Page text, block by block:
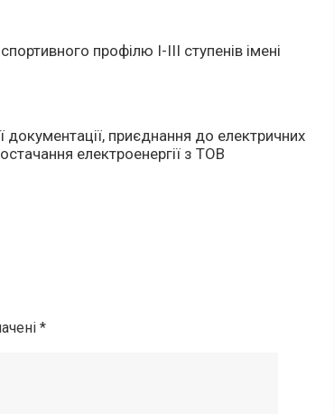
профілю І-ІІІ ступенів імені
приєднання до електричних
електроенергії з ТОВ
*